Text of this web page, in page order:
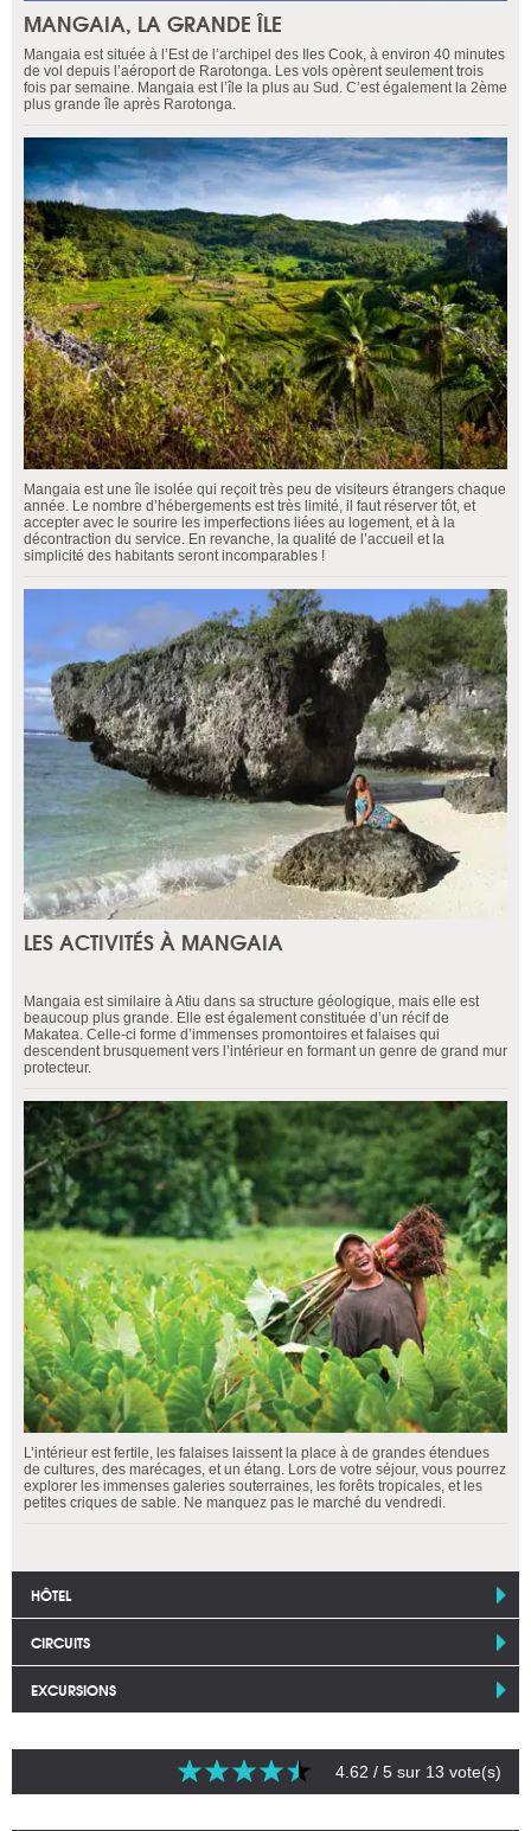
MANGAIA, LA GRANDE ÎLE
Mangaia est située à l’Est de l’archipel des Iles Cook, à environ 40 minutes
de vol depuis l’aéroport de Rarotonga. Les vols opèrent seulement trois
fois par semaine. Mangaia est l’île la plus au Sud. C’est également la 2ème
plus grande île après Rarotonga.
Mangaia est une île isolée qui reçoit très peu de visiteurs étrangers chaque
année. Le nombre d’hébergements est très limité, il faut réserver tôt, et
accepter avec le sourire les imperfections liées au logement, et à la
décontraction du service. En revanche, la qualité de l’accueil et la
simplicité des habitants seront incomparables !
LES ACTIVITÉS À MANGAIA
Mangaia est similaire à Atiu dans sa structure géologique, mais elle est
beaucoup plus grande. Elle est également constituée d’un récif de
Makatea. Celle-ci forme d’immenses promontoires et falaises qui
descendent brusquement vers l’intérieur en formant un genre de grand mur
protecteur.
L’intérieur est fertile, les falaises laissent la place à de grandes étendues
de cultures, des marécages, et un étang. Lors de votre séjour, vous pourrez
explorer les immenses galeries souterraines, les forêts tropicales, et les
petites criques de sable. Ne manquez pas le marché du vendredi.
HÔTEL
CIRCUITS
EXCURSIONS
4.62 / 5 sur 13 vote(s)